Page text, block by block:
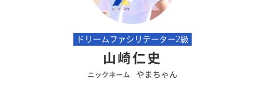
ドリームファシリテーター2級
山崎仁史
ニックネーム やまちゃん